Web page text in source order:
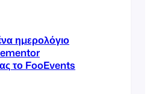
ημερολόγιο
το FooEvents